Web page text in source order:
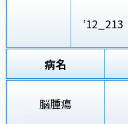
’12_213
病名
脳腫瘍